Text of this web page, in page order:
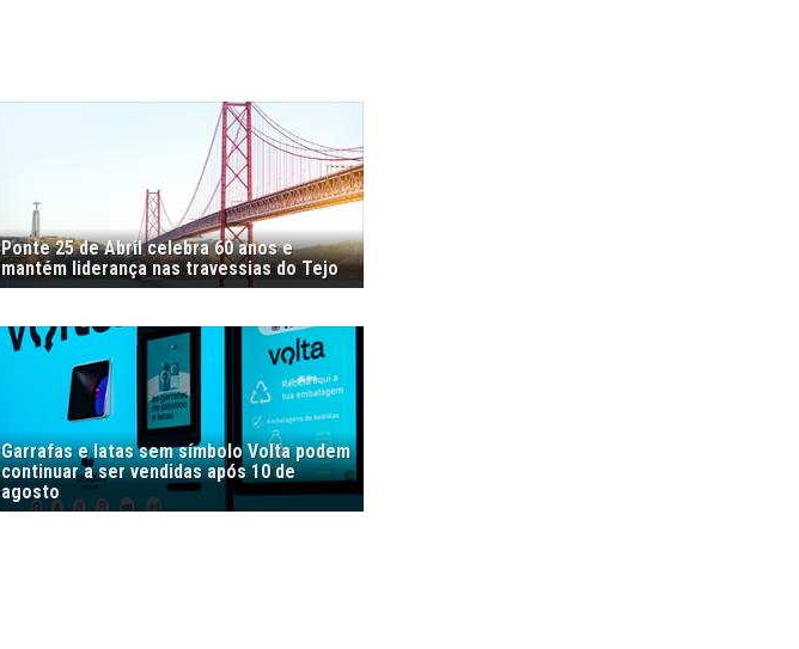
Ponte 25 de Abril celebra 60 anos e
mantém liderança nas travessias do Tejo
Garrafas e latas sem símbolo Volta podem
continuar a ser vendidas após 10 de
agosto